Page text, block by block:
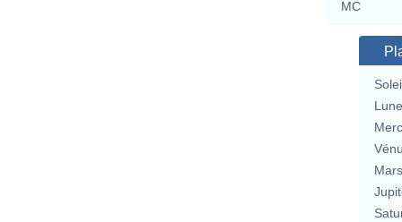
MC
Lune
Mars